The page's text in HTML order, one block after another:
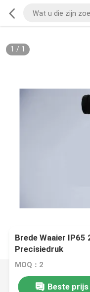
1 / 1
Brede Waaier IP65
Precisiedruk
MOQ：2
Beste prijs